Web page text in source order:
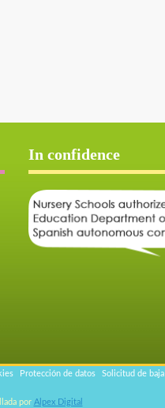
In confidence
Protección de datos Solicitud de baja
por Alpex Digital